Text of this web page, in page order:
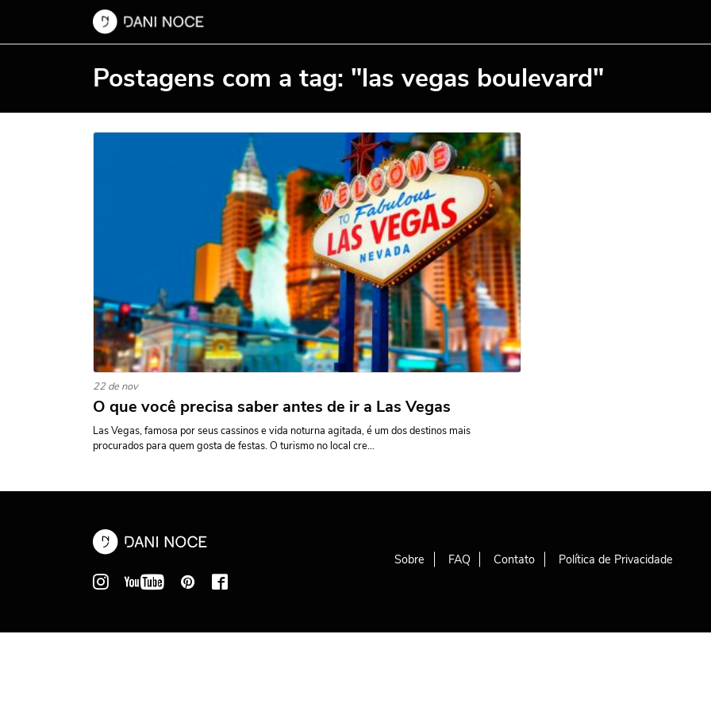
Postagens com a tag: "las vegas boulevard"
22 de nov
O que você precisa saber antes de ir a Las Vegas
Las Vegas, famosa por seus cassinos e vida noturna agitada, é um dos destinos mais
procurados para quem gosta de festas. O turismo no local cre...
Sobre FAQ Contato Política de Privacidade